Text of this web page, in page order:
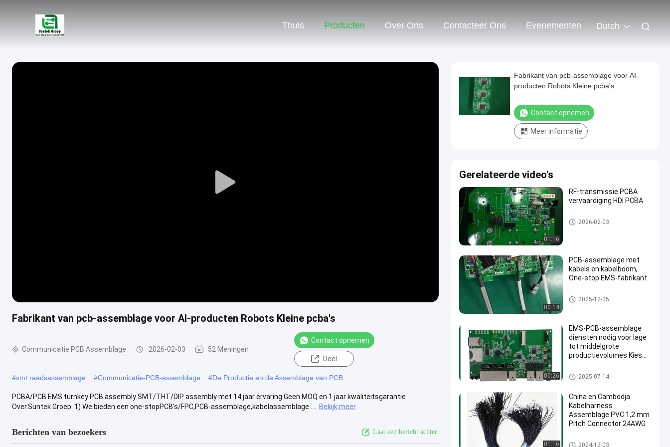
Thuis Producten Over Ons Contacteer Ons Evenementen Dutch
Play
Fabrikant van pcb-assemblage voor AI-producten Robots Kleine pcba's
Communicatie PCB Assemblage 2026-02-03 52 Meningen
Contact opnemen
Deel
#smt raadsassemblage #Communicatie-PCB-assemblage #De Productie en de Assemblage van PCB
PCBA/PCB EMS turnkey PCB assembly SMT/THT/DIP assembly met 14 jaar ervaring Geen MOQ en 1 jaar kwaliteitsgarantie
Over.Suntek Groep: 1) We bieden een one-stopPCB's/FPC,PCB-assemblage,kabelassemblage ....
Bekijk meer
Berichten van bezoekers Laat een bericht achter.
Fabrikant van pcb-assemblage voor AI-
producten Robots Kleine pcba's
Contact opnemen
Meer informatie
Gerelateerde video's
01:16
RF-transmissie PCBA
vervaardiging HDI PCBA
Communicatie PCB Assembla
ge
2026-02-03
00:14
PCB-assemblage met
kabels en kabelboom,
One-stop EMS-fabrikant
De snelle Assemblage van Dra
aipcb
2025-12-05
00:26
EMS-PCB-assemblage
diensten nodig voor lage
tot middelgrote
productievolumes Kies
4 mm dikte opties
EMS-pcba
2025-07-14
01:16
China en Cambodja
Kabelharness
Assemblage PVC 1,2 mm
Pitch Connector 24AWG
Draadboom
2024-12-03